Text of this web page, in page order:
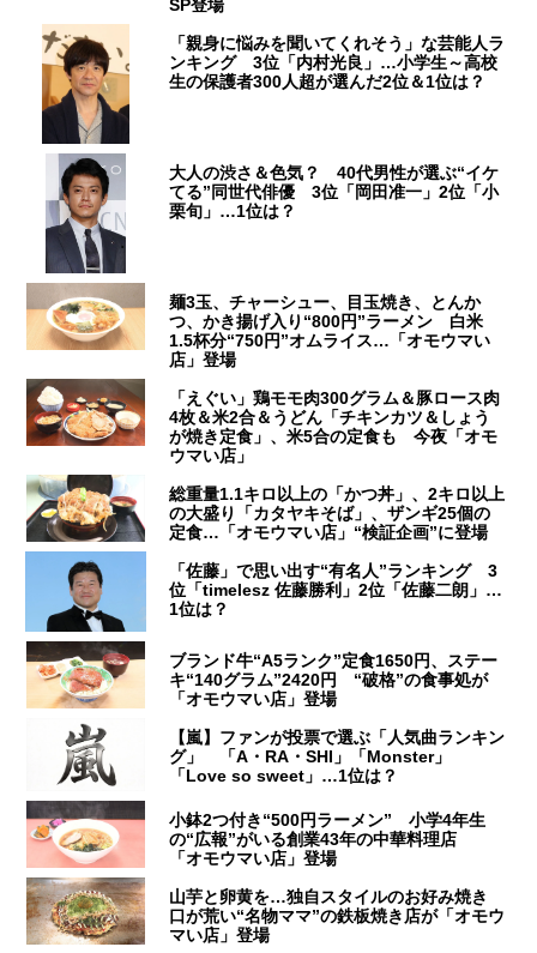
SP登場
「親身に悩みを聞いてくれそう」な芸能人ラ
ンキング 3位「内村光良」…小学生～高校
生の保護者300人超が選んだ2位＆1位は？
大人の渋さ＆色気？ 40代男性が選ぶ“イケ
てる”同世代俳優 3位「岡田准一」2位「小
栗旬」…1位は？
麺3玉、チャーシュー、目玉焼き、とんか
つ、かき揚げ入り“800円”ラーメン 白米
1.5杯分“750円”オムライス…「オモウマい
店」登場
「えぐい」鶏モモ肉300グラム＆豚ロース肉
4枚＆米2合＆うどん「チキンカツ＆しょう
が焼き定食」、米5合の定食も 今夜「オモ
ウマい店」
総重量1.1キロ以上の「かつ丼」、2キロ以上
の大盛り「カタヤキそば」、ザンギ25個の
定食…「オモウマい店」“検証企画”に登場
「佐藤」で思い出す“有名人”ランキング 3
位「timelesz 佐藤勝利」2位「佐藤二朗」…
1位は？
ブランド牛“A5ランク”定食1650円、ステー
キ“140グラム”2420円 “破格”の食事処が
「オモウマい店」登場
【嵐】ファンが投票で選ぶ「人気曲ランキン
グ」 「A・RA・SHI」「Monster」
「Love so sweet」…1位は？
小鉢2つ付き“500円ラーメン” 小学4年生
の“広報”がいる創業43年の中華料理店
「オモウマい店」登場
山芋と卵黄を…独自スタイルのお好み焼き
口が荒い“名物ママ”の鉄板焼き店が「オモウ
マい店」登場